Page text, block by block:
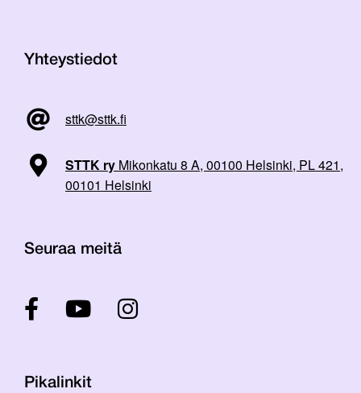
Yhteystiedot
sttk@sttk.fi
STTK ry Mikonkatu 8 A, 00100 Helsinki, PL 421,
00101 Helsinki
Seuraa meitä
Pikalinkit